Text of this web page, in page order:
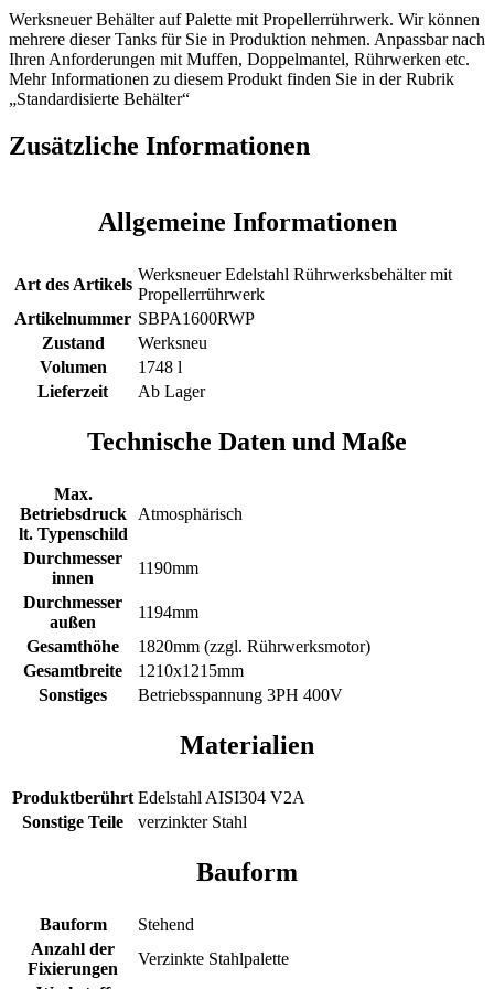
Werksneuer Behälter auf Palette mit Propellerrührwerk. Wir können
mehrere dieser Tanks für Sie in Produktion nehmen. Anpassbar nach
Ihren Anforderungen mit Muffen, Doppelmantel, Rührwerken etc.
Mehr Informationen zu diesem Produkt finden Sie in der Rubrik
„Standardisierte Behälter“
Zusätzliche Informationen
Allgemeine Informationen
Art des Artikels
Werksneuer Edelstahl Rührwerksbehälter mit
Propellerrührwerk
Artikelnummer SBPA1600RWP
Zustand
Werksneu
Volumen
1748 l
Lieferzeit
Ab Lager
Technische Daten und Maße
Max.
Betriebsdruck
lt. Typenschild
Atmosphärisch
Durchmesser
innen
1190mm
Durchmesser
außen
1194mm
Gesamthöhe
1820mm (zzgl. Rührwerksmotor)
Gesamtbreite
1210x1215mm
Sonstiges
Betriebsspannung 3PH 400V
Materialien
Produktberührt Edelstahl AISI304 V2A
Sonstige Teile
verzinkter Stahl
Bauform
Bauform
Stehend
Anzahl der
Fixierungen
Verzinkte Stahlpalette